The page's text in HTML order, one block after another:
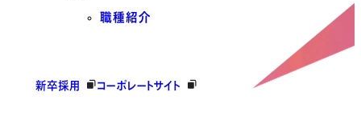
職種紹介
新卒採用 コーポレートサイト